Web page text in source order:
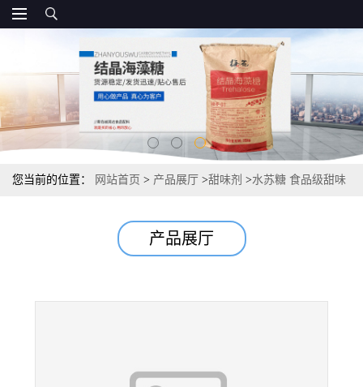
您当前的位置： 网站首页 > 产品展厅 >甜味剂 >水苏糖 食品级甜味
产品展厅